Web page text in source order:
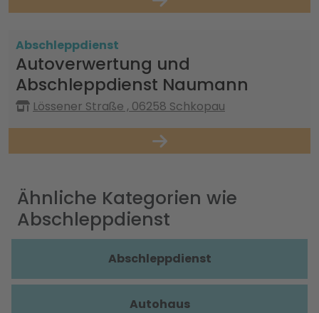
Abschleppdienst
Autoverwertung und
Abschleppdienst Naumann
Lössener Straße , 06258 Schkopau
Ähnliche Kategorien wie
Abschleppdienst
Abschleppdienst
Autohaus